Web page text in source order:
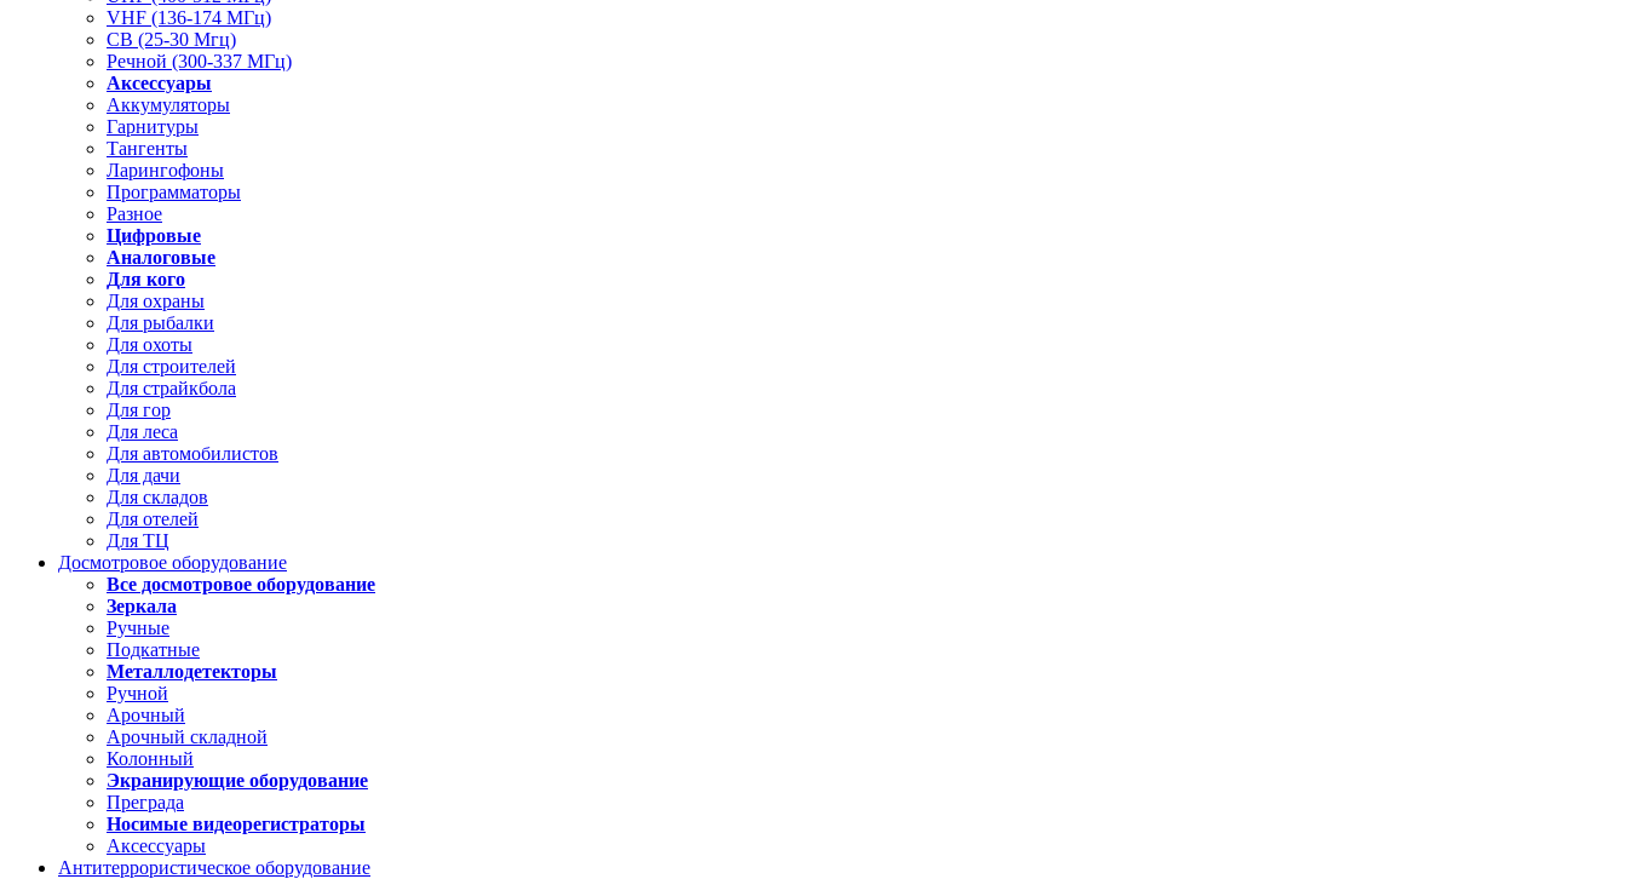
VHF (136-174 МГц)
CB (25-30 Мгц)
Речной (300-337 МГц)
Аксессуары
Аккумуляторы
Гарнитуры
Тангенты
Ларингофоны
Программаторы
Разное
Цифровые
Аналоговые
Для кого
Для охраны
Для рыбалки
Для охоты
Для строителей
Для страйкбола
Для гор
Для леса
Для автомобилистов
Для дачи
Для складов
Для отелей
Для ТЦ
Досмотровое оборудование
Все досмотровое оборудование
Зеркала
Ручные
Подкатные
Металлодетекторы
Ручной
Арочный
Арочный складной
Колонный
Экранирующие оборудование
Преграда
Носимые видеорегистраторы
Аксессуары
Антитеррористическое оборудование